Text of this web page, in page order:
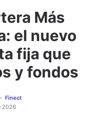
Más
el nuevo
fija que
y fondos
Finect
2026